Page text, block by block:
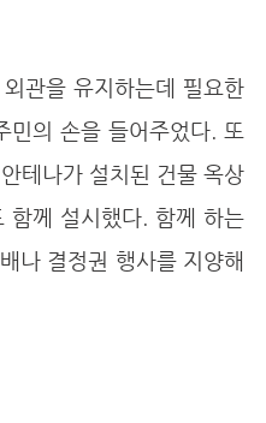
민의 손을 들어주었다. 또
테나가 설치된 건물 옥상
함께 설시했다. 함께 하는
나 결정권 행사를 지양해